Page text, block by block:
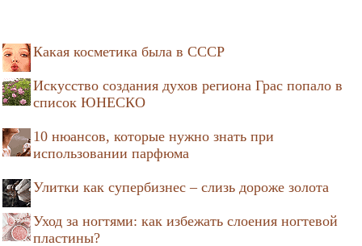
Какая косметика была в СССР
Искусство создания духов региона Грас попало в
список ЮНЕСКО
10 нюансов, которые нужно знать при
использовании парфюма
Улитки как супербизнес – слизь дороже золота
Уход за ногтями: как избежать слоения ногтевой
пластины?